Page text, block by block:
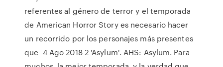
referentes al género de terror y el temporada
de American Horror Story es necesario hacer
un recorrido por los personajes más presentes
que 4 Ago 2018 2 'Asylum'. AHS: Asylum. Para